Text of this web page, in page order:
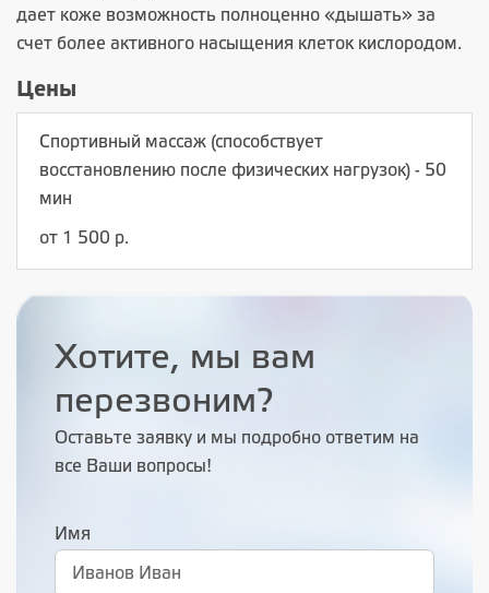
дает коже возможность полноценно «дышать» за
счет более активного насыщения клеток кислородом.
Цены
Спортивный массаж (способствует
восстановлению после физических нагрузок) - 50
мин
от 1 500 р.
Хотите, мы вам
перезвоним?
Оставьте заявку и мы подробно ответим на
все Ваши вопросы!
Имя